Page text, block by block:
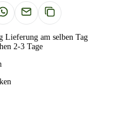
Lieferung am selben Tag
2-3 Tage